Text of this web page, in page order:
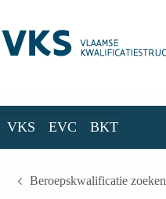
VKS EVC BKT
Beroepskwalificatie zoeken